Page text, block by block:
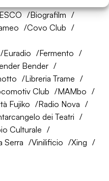
Biografilm
Covo Club
Euradio
Fermento
Bender
Libreria Trame
Club
MAMbo
Fujiko
Radio Nova
dei Teatri
Culturale
Serra Vinilificio
Xing